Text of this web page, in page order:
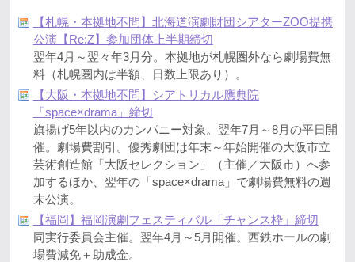
【札幌・本拠地不問】北海道演劇財団シアターZOO提携
公演【Re:Z】参加団体上半期締切
翌年4月～翌々年3月分。本拠地が札幌圏外なら劇場費無
料（札幌圏内は半額、日数上限あり）。
【大阪・本拠地不問】シアトリカル應典院
「space×drama」締切
旗揚げ5年以内のカンパニー対象。翌年7月～8月の平日開
催。劇場費割引。優秀劇団は年末～年始開催の大阪市立
芸術創造館「大阪セレクション」（主催／大阪市）へ参
加するほか、翌年の「space×drama」で劇場費無料の週
末公演。
【福岡】福岡演劇フェスティバル「チャンス枠」締切
同実行委員会主催。翌年4月～5月開催。西鉄ホールの劇
場費減免＋助成金。